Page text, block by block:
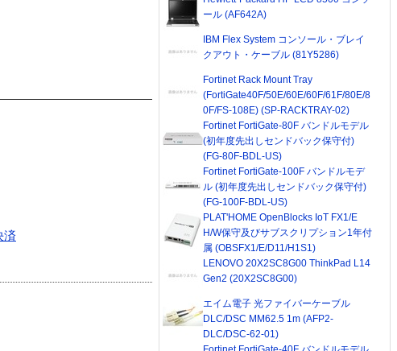
済
ール (AF642A)
IBM Flex System コンソール・ブレイ
クアウト・ケーブル (81Y5286)
Fortinet Rack Mount Tray
(FortiGate40F/50E/60E/60F/61F/80E/8
0F/FS-108E) (SP-RACKTRAY-02)
Fortinet FortiGate-80F バンドルモデル
(初年度先出しセンドバック保守付)
(FG-80F-BDL-US)
Fortinet FortiGate-100F バンドルモデ
ル (初年度先出しセンドバック保守付)
(FG-100F-BDL-US)
PLAT'HOME OpenBlocks IoT FX1/E
H/W保守及びサブスクリプション1年付
属 (OBSFX1/E/D11/H1S1)
LENOVO 20X2SC8G00 ThinkPad L14
Gen2 (20X2SC8G00)
エイム電子 光ファイバーケーブル
DLC/DSC MM62.5 1m (AFP2-
DLC/DSC-62-01)